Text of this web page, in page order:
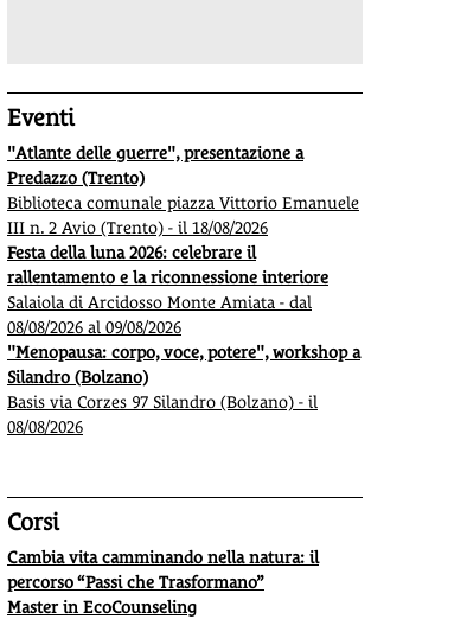
Eventi
"Atlante delle guerre", presentazione a
Predazzo (Trento)
Biblioteca comunale piazza Vittorio Emanuele
III n. 2 Avio (Trento) - il 18/08/2026
Festa della luna 2026: celebrare il
rallentamento e la riconnessione interiore
Salaiola di Arcidosso Monte Amiata - dal
08/08/2026 al 09/08/2026
"Menopausa: corpo, voce, potere", workshop a
Silandro (Bolzano)
Basis via Corzes 97 Silandro (Bolzano) - il
08/08/2026
Corsi
Cambia vita camminando nella natura: il
percorso “Passi che Trasformano”
Master in EcoCounseling